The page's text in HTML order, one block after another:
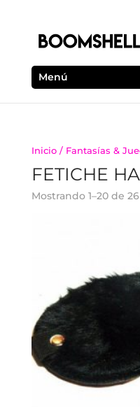
Menú
Inicio/ Fantasías &
FETICHE
Mostrando 1–20 de